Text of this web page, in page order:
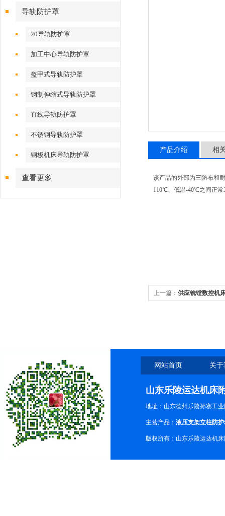
导轨防护罩
20导轨防护罩
加工中心导轨防护罩
盔甲式导轨防护罩
钢制伸缩式导轨防护罩
直线导轨防护罩
不锈钢导轨防护罩
钢板机床导轨防护罩
查看更多
产品介绍 相
该产品的外部为三防布和
110℃、低温-40℃之间正常
上一篇： 供应铣镗数控机
网站首页 关
山东乐陵运达机床
地址：山东德州乐陵孙寨工
主营产品： 液压支架立柱防
版权所有：山东乐陵运达机